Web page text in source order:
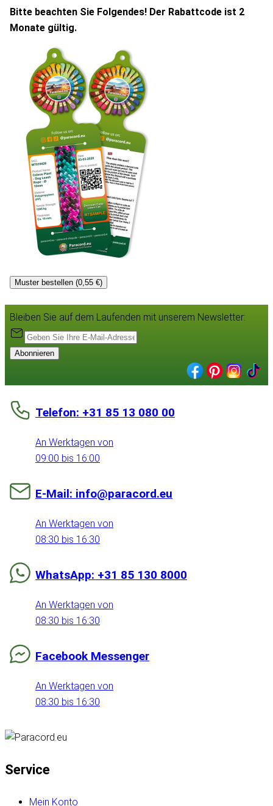
Bitte beachten Sie Folgendes! Der Rabattcode ist 2
Monate gültig.
Muster bestellen (0,55 €)
Bleiben Sie auf dem Laufenden mit unserem Newsletter:
Abonnieren
Telefon: +31 85 13 080 00
An Werktagen von
09:00 bis 16:00
E-Mail: info@paracord.eu
An Werktagen von
08:30 bis 16:30
WhatsApp: +31 85 130 8000
An Werktagen von
08:30 bis 16:30
Facebook Messenger
An Werktagen von
08:30 bis 16:30
Service
Mein Konto